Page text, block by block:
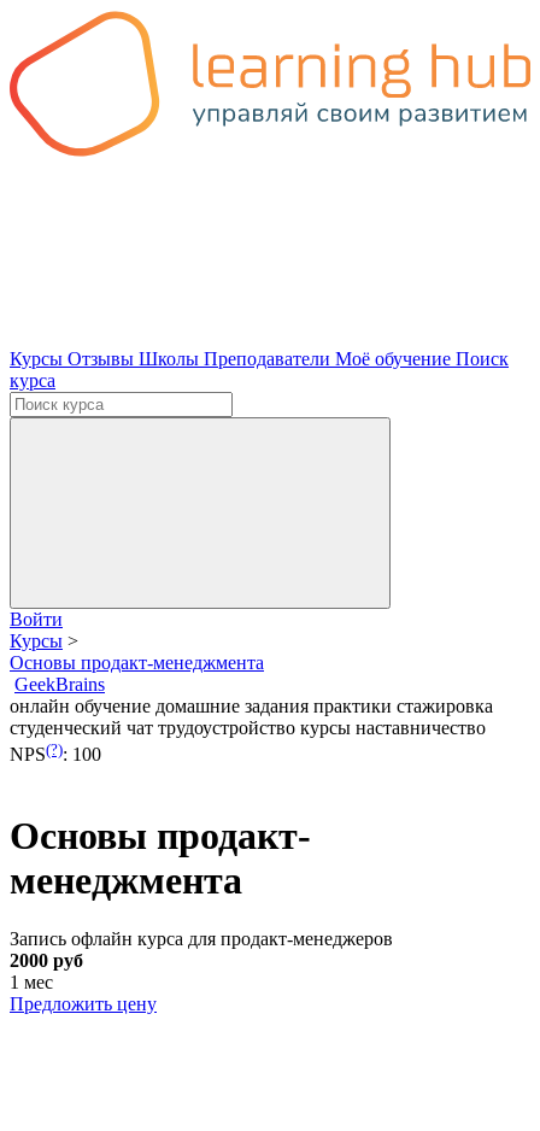
Курсы Отзывы Школы Преподаватели Моё обучение Поиск
курса
Войти
Курсы >
Основы продакт-менеджмента
GeekBrains
онлайн обучение домашние задания практики стажировка
студенческий чат трудоустройство курсы наставничество
NPS(?): 100
Основы продакт-
менеджмента
Запись офлайн курса для продакт-менеджеров
2000 руб
1 мес
Предложить цену